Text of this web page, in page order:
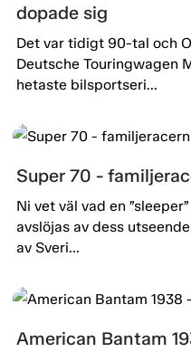
dopade sig
Det var tidigt 90-tal och
Deutsche Touringwagen
hetaste bilsportseri...
Super 70 -
Ni vet väl vad en
avslöjas av dess
av Sveri...
American Bantam